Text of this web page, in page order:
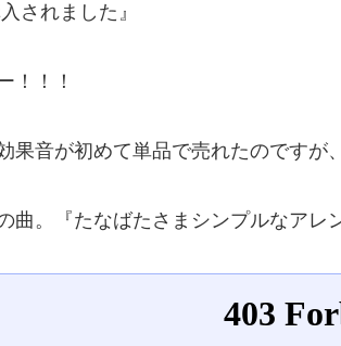
されました』
！！！
果音が初めて単品で売れたのですが
曲。『たなばたさまシンプルなアレ